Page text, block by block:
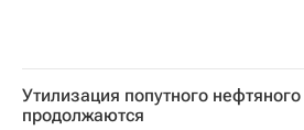
Утилизация попутного нефтяного
продолжаются